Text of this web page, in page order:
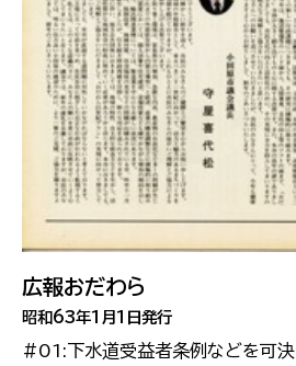
広報おだわら
昭和63年1月1日発行
#01:下水道受益者条例などを可決